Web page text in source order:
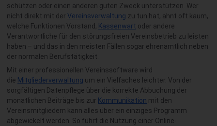
schützen oder einen anderen guten Zweck unterstützen. Wer
nicht direkt mit der Vereinsverwaltung zu tun hat, ahnt oft kaum,
welche Funktionen Vorstand, Kassenwart oder andere
Verantwortliche für den störungsfreien Vereinsbetrieb zu leisten
haben – und das in den meisten Fällen sogar ehrenamtlich neben
der normalen Berufstätigkeit.
Mit einer professionellen Vereinssoftware wird
die Mitgliederverwaltung um ein Vielfaches leichter. Von der
sorgfältigen Datenpflege über die korrekte Abbuchung der
monatlichen Beiträge bis zur Kommunikation mit den
Vereinsmitgliedern kann alles über ein einziges Programm
abgewickelt werden. So führt die Nutzung einer Online-